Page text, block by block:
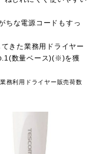
ちな電源コードもすっ
きた業務用ドライヤー
数量ベース)(※)を獲
務利用ドライヤー販売荷数